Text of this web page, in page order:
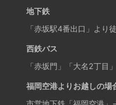
地下鉄
「赤坂駅4番出口」より
西鉄バス
「赤坂門」「大名2丁目
福岡空港よりお越しの場